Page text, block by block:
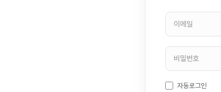
자동로그인